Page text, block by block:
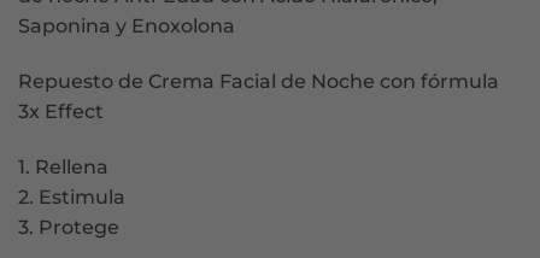
Saponina y Enoxolona
Repuesto de Crema Facial de Noche con fórmula
3x Effect
1. Rellena
2. Estimula
3. Protege